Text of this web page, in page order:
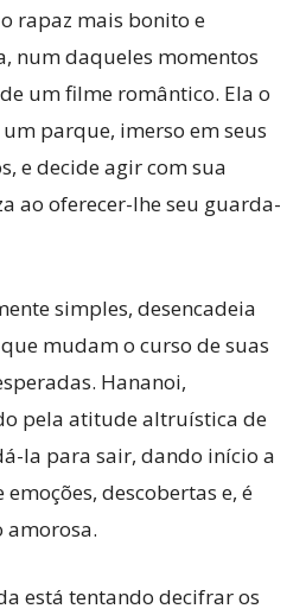
rapaz mais bonito e
num daqueles momentos
um filme romântico. Ela o
parque, imerso em seus
e decide agir com sua
ao oferecer-lhe seu guarda-
simples, desencadeia
mudam o curso de suas
Hananoi,
pela atitude altruística de
la para sair, dando início a
descobertas e, é
amorosa.
está tentando decifrar os